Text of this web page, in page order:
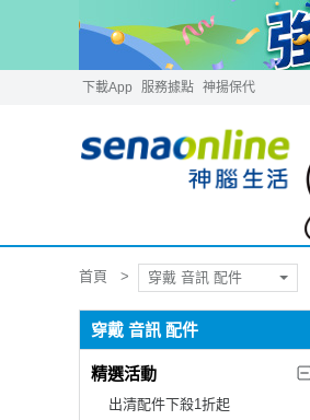
下載App 服務據點 神揚保代
首頁 穿戴 音訊 配件
穿戴 音訊 配件
精選活動
出清配件下殺1折起